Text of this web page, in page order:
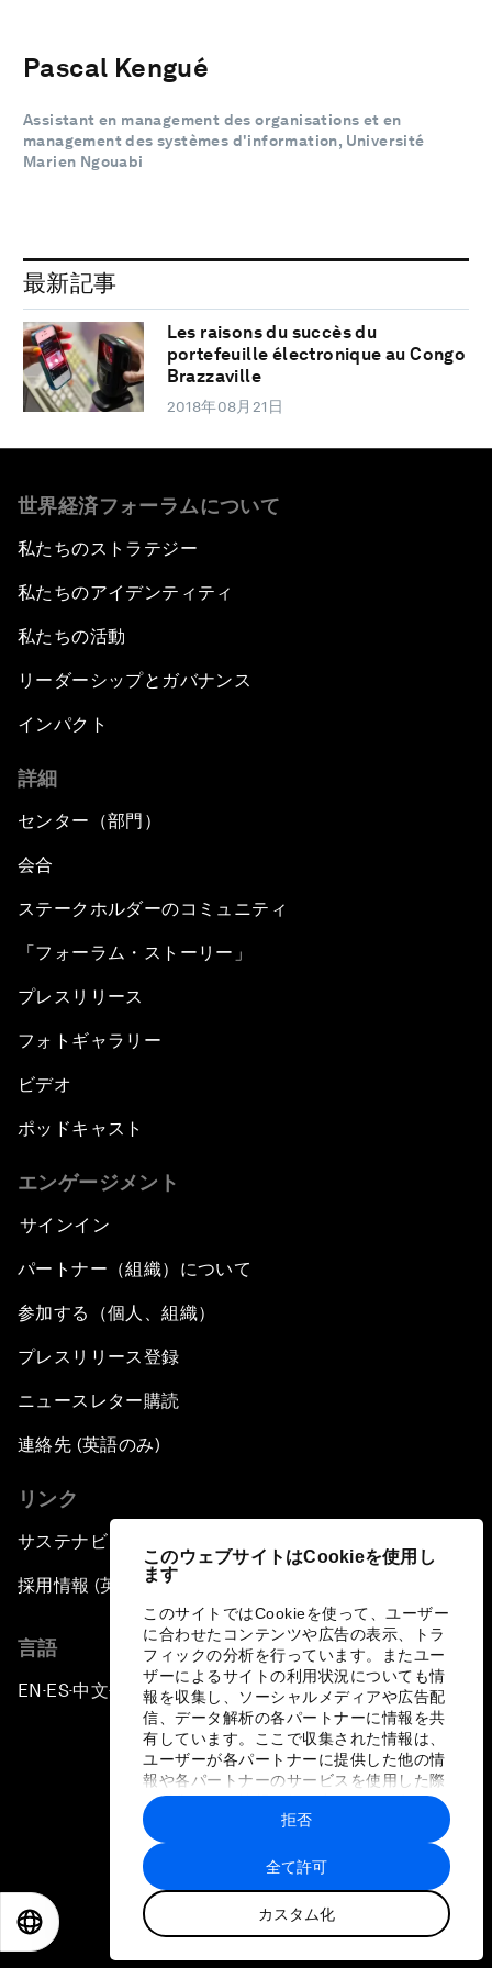
このウェブサイトはCookieを使用し
ます
このサイトではCookieを使って、ユーザー
に合わせたコンテンツや広告の表示、トラ
フィックの分析を行っています。またユー
ザーによるサイトの利用状況についても情
報を収集し、ソーシャルメディアや広告配
信、データ解析の各パートナーに情報を共
有しています。ここで収集された情報は、
ユーザーが各パートナーに提供した他の情
報や各パートナーのサービスを使用した際
に収集された情報と組み合わされ、各パー
トナーによって使用されることがありま
す。
全て許可
カスタム化
拒否
Pascal Kengué
Assistant en management des organisations et en
management des systèmes d'information, Université
Marien Ngouabi
最新記事
Les raisons du succès du
portefeuille électronique au Congo
Brazzaville
2018年08月21日
世界経済フォーラムについて
私たちのストラテジー
私たちのアイデンティティ
私たちの活動
リーダーシップとガバナンス
インパクト
詳細
センター（部門）
会合
ステークホルダーのコミュニティ
「フォーラム・ストーリー」
プレスリリース
フォトギャラリー
ビデオ
ポッドキャスト
エンゲージメント
サインイン
パートナー（組織）について
参加する（個人、組織）
プレスリリース登録
ニュースレター購読
連絡先 (英語のみ)
リンク
サステナビリティへの取り組み
採用情報 (英語のみ)
言語
EN ▪ ES▪中文▪ 日本語
プライバシーポリシーと利用規約
サイトマップ
©
世界経済フォーラム